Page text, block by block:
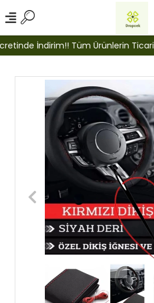
İndirim!! Tüm Ürünlerin Ticari